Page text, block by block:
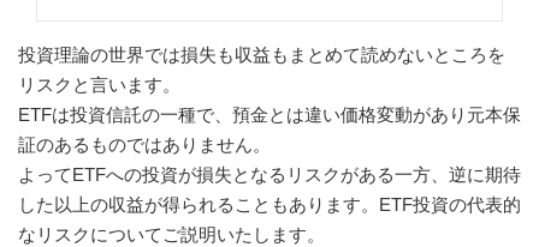
投資理論の世界では損失も収益もまとめて読めないところを
リスクと言います。
ETFは投資信託の一種で、預金とは違い価格変動があり元本保
証のあるものではありません。
よってETFへの投資が損失となるリスクがある一方、逆に期待
した以上の収益が得られることもあります。ETF投資の代表的
なリスクについてご説明いたします。